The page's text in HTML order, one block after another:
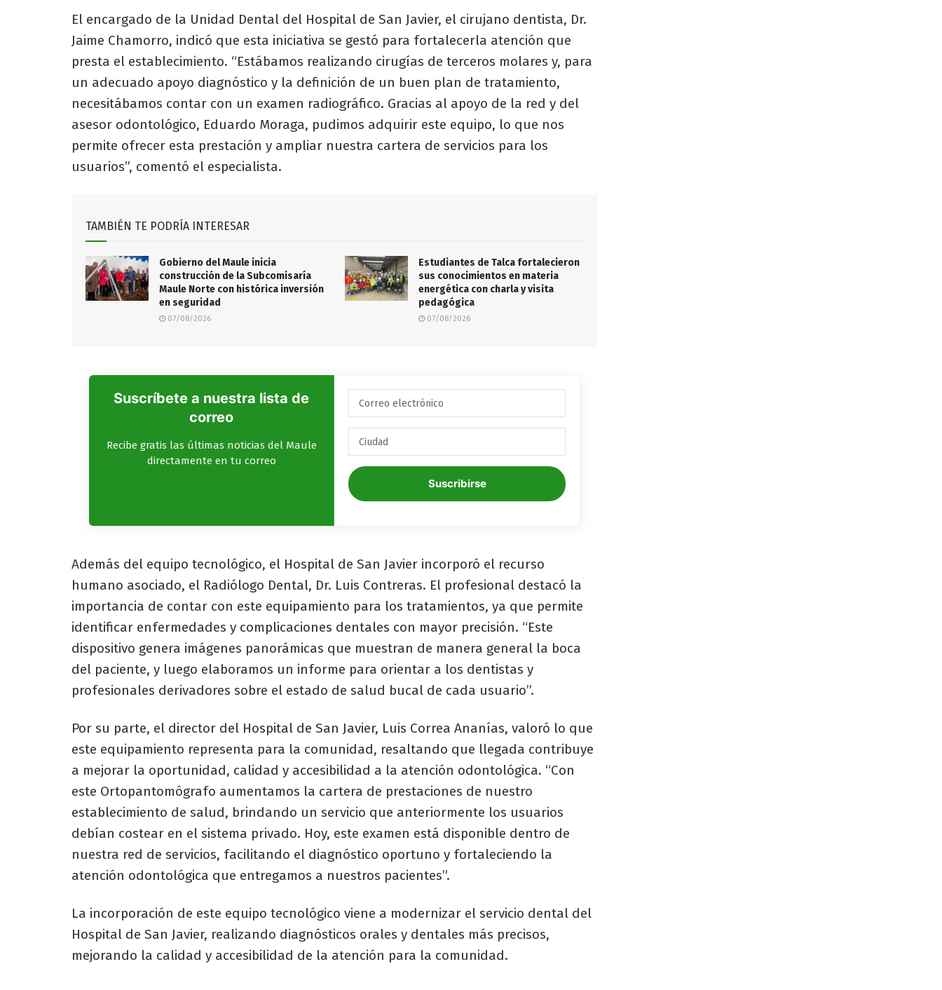
El encargado de la Unidad Dental del Hospital de San Javier, el cirujano dentista, Dr.
Jaime Chamorro, indicó que esta iniciativa se gestó para fortalecerla atención que
presta el establecimiento. “Estábamos realizando cirugías de terceros molares y, para
un adecuado apoyo diagnóstico y la definición de un buen plan de tratamiento,
necesitábamos contar con un examen radiográfico. Gracias al apoyo de la red y del
asesor odontológico, Eduardo Moraga, pudimos adquirir este equipo, lo que nos
permite ofrecer esta prestación y ampliar nuestra cartera de servicios para los
usuarios”, comentó el especialista.
TAMBIÉN TE PODRÍA INTERESAR
Gobierno del Maule inicia
construcción de la Subcomisaría
Maule Norte con histórica inversión
en seguridad
07/08/2026
Estudiantes de Talca fortalecieron
sus conocimientos en materia
energética con charla y visita
pedagógica
07/08/2026
Suscríbete a nuestra lista de
correo
Recibe gratis las últimas noticias del Maule
directamente en tu correo
Suscribirse
Además del equipo tecnológico, el Hospital de San Javier incorporó el recurso
humano asociado, el Radiólogo Dental, Dr. Luis Contreras. El profesional destacó la
importancia de contar con este equipamiento para los tratamientos, ya que permite
identificar enfermedades y complicaciones dentales con mayor precisión. “Este
dispositivo genera imágenes panorámicas que muestran de manera general la boca
del paciente, y luego elaboramos un informe para orientar a los dentistas y
profesionales derivadores sobre el estado de salud bucal de cada usuario”.
Por su parte, el director del Hospital de San Javier, Luis Correa Ananías, valoró lo que
este equipamiento representa para la comunidad, resaltando que llegada contribuye
a mejorar la oportunidad, calidad y accesibilidad a la atención odontológica. “Con
este Ortopantomógrafo aumentamos la cartera de prestaciones de nuestro
establecimiento de salud, brindando un servicio que anteriormente los usuarios
debían costear en el sistema privado. Hoy, este examen está disponible dentro de
nuestra red de servicios, facilitando el diagnóstico oportuno y fortaleciendo la
atención odontológica que entregamos a nuestros pacientes”.
La incorporación de este equipo tecnológico viene a modernizar el servicio dental del
Hospital de San Javier, realizando diagnósticos orales y dentales más precisos,
mejorando la calidad y accesibilidad de la atención para la comunidad.